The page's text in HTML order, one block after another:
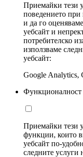
Приемайки тези
поведението
и да го
уебсайт и
потребителско
използваме
уебсайт:
Google Analytics,
Функционалност
Приемайки тези
функции, които
уебсайт по-
следните услуги